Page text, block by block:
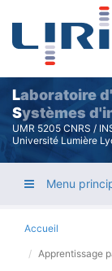
Laboratoire d'
Systèmes
UMR 5205 CNRS /
Université Lumière
Menu
Accueil
Apprentissage